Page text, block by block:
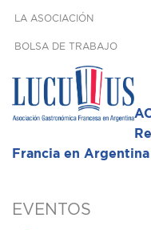
LA ASOCIACIÓN
BOLSA DE TRABAJO
Francia en Argentina
EVENTOS